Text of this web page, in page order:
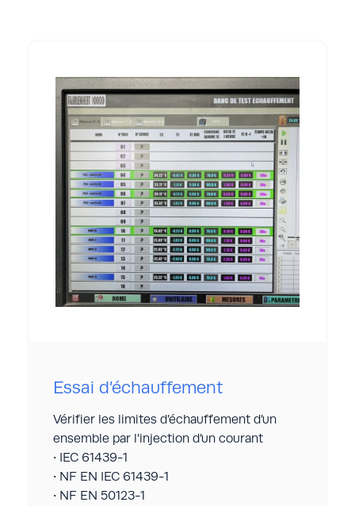
Essai d’échauffement
Vérifier les limites d’échauffement d’un
ensemble par l’injection d’un courant
• IEC 61439-1
• NF EN IEC 61439-1
• NF EN 50123-1